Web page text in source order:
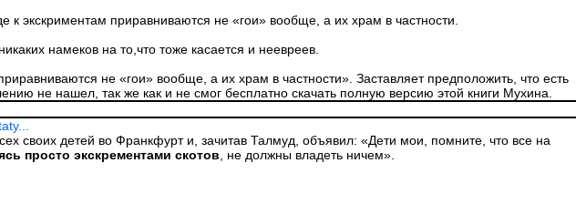
к экскриментам приравниваются не «гои» вообще, а их храм в частности.
намеков на то,что тоже касается и неевреев.
не «гои» вообще, а их храм в частности». Заставляет предположить, что есть
не нашел, так же как и не смог бесплатно скачать полную версию этой книги Мухина.
своих детей во Франкфурт и, зачитав Талмуд, объявил: «Дети мои, помните, что все на
просто экскрементами скотов, не должны владеть ничем».